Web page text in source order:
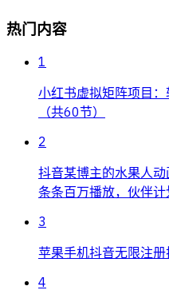
热门内容
1
小红书虚拟矩阵项目
（共60节）
2
抖音某博主的水果人动
条条百万播放，伙伴
3
苹果手机抖音无限注
4